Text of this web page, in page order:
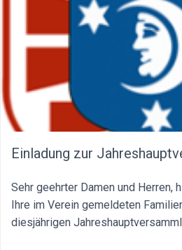
Einladung zur
Sehr geehrter Damen und Herren,
Ihre im Verein gemeldeten
diesjährigen